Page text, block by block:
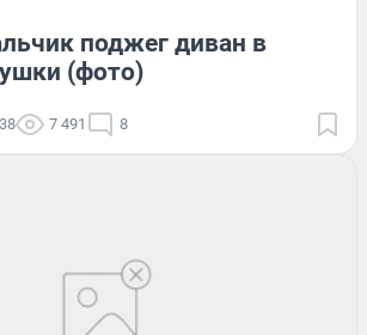
поджег диван в
(фото)
7 491 8